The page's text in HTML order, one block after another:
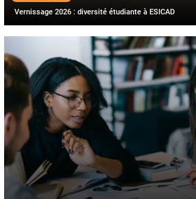
Vernissage 2026 : diversité étudiante à ESICAD